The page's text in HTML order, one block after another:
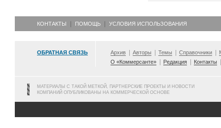
КОНТАКТЫ ПОМОЩЬ УСЛОВИЯ ИСПОЛЬЗОВАНИЯ
ОБРАТНАЯ СВЯЗЬ Архив Авторы Темы Справочники
О «Коммерсанте»
Редакция Контакты
МАТЕРИАЛЫ С ТАКОЙ МЕТКОЙ, ПАРТНЕРСКИЕ ПРОЕКТЫ И НОВОСТИ
КОМПАНИЙ ОПУБЛИКОВАНЫ НА КОММЕРЧЕСКОЙ ОСНОВЕ